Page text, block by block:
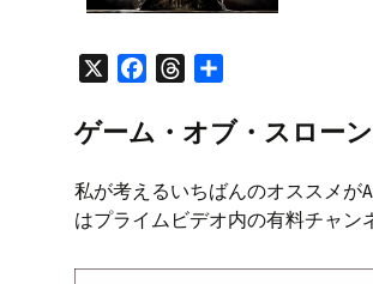
c
b
o
k
r
a
d
ゲーム・オブ・スロー
私が考えるいちばんのオススメが
はプライムビデオ内の有料チャン